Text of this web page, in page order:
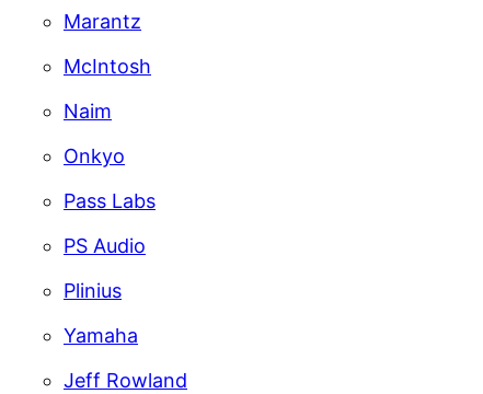
Marantz
McIntosh
Naim
Onkyo
Pass Labs
PS Audio
Plinius
Yamaha
Jeff Rowland